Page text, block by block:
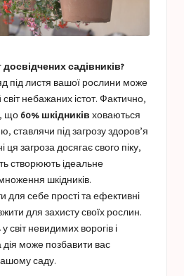
садівників?
під листя вашої рослини може
небажаних істот. Фактично,
що 60% шкідників ховаються
ставлячи під загрозу здоров’я
загроза досягає свого піку,
створюють ідеальне
шкідників.
для себе прості та ефективні
для захисту своїх рослин.
світ невидимих ​​ворогів і
дія може позбавити вас
саду.